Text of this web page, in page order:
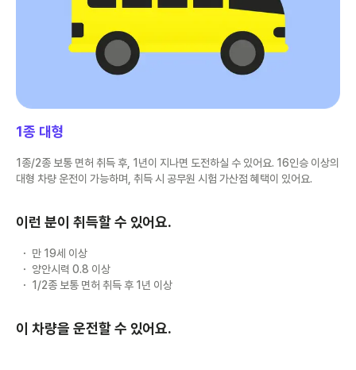
1종 대형
1종/2종 보통 면허 취득 후, 1년이 지나면 도전하실 수 있어요. 16인승 이상의
대형 차량 운전이 가능하며, 취득 시 공무원 시험 가산점 혜택이 있어요.
이런 분이 취득할 수 있어요.
만 19세 이상
양안시력 0.8 이상
1/2종 보통 면허 취득 후 1년 이상
이 차량을 운전할 수 있어요.